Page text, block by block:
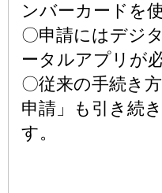
ンバーカードを
〇申請にはデジ
ータルアプリが
〇従来の手続き
申請」も引き続
す。